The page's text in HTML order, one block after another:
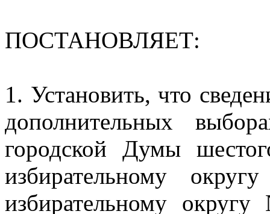
ПОСТАНОВЛЯЕТ:
1. Установить, что
дополнительных
городской Думы
избирательному
избирательному